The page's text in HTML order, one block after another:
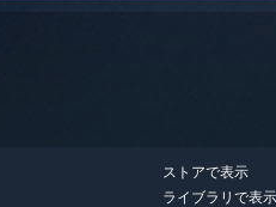
ストアで表示
ライブラリで表示